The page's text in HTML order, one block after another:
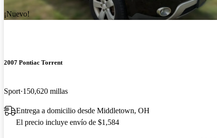
¡Nuevo!
2007 Pontiac Torrent
Sport 150,620 millas
Entrega a domicilio desde Middletown, OH
El precio incluye envío de $1,584